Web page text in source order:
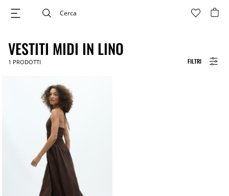
FILTRI
VESTITI MIDI IN LINO
1 PRODOTTI